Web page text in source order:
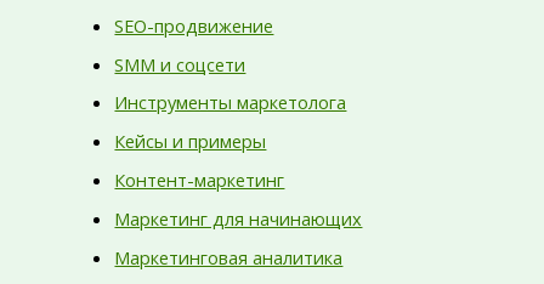
SEO-продвижение
SMM и соцсети
Инструменты маркетолога
Кейсы и примеры
Контент-маркетинг
Маркетинг для начинающих
Маркетинговая аналитика